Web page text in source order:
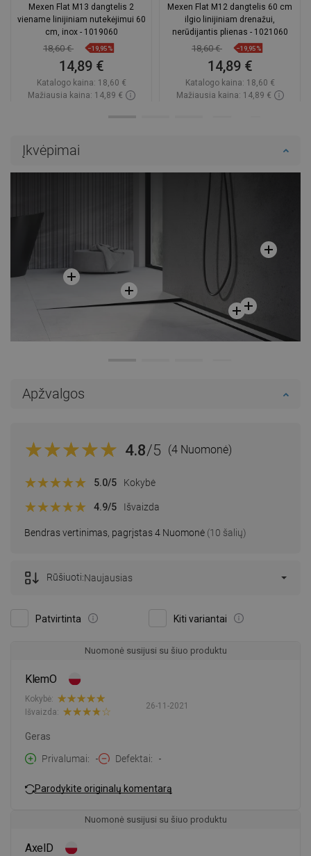
Mexen Flat M13 dangtelis 2
viename linijiniam nutekėjimui 60
cm, inox - 1019060
18,60 € −19,95%
14,89 €
Katalogo kaina: 18,60 €
Mažiausia kaina: 14,89 €
Mexen Flat M12 dangtelis 60 cm
ilgio linijiniam drenažui,
nerūdijantis plienas - 1021060
18,60 € −19,95%
14,89 €
Katalogo kaina: 18,60 €
Mažiausia kaina: 14,89 €
Įkvėpimai
Apžvalgos
4.8/5 (4 Nuomonė)
Bendras vertinimas, pagrįstas 4 Nuomonė (10 šalių)
5.0/5 Kokybė
4.9/5 Išvaizda
Patvirtinta Kiti variantai
Rūšiuoti:Naujausias
Nuomonė susijusi su šiuo produktu
KlemO
26-11-2021
Kokybė:
Išvaizda:
Geras
Privalumai
- Defektai -
Parodykite originalų komentarą
Nuomonė susijusi su šiuo produktu
AxelD